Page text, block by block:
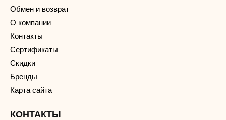
Обмен и возврат
О компании
Контакты
Сертификаты
Скидки
Бренды
Карта сайта
КОНТАКТЫ